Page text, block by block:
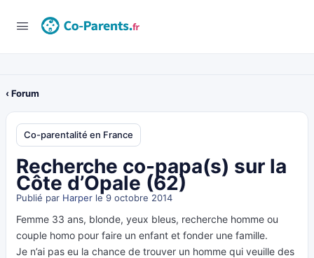
‹ Forum
Co-parentalité en France
Recherche co-papa(s) sur la
Côte d’Opale (62)
Publié par Harper le 9 octobre 2014
Femme 33 ans, blonde, yeux bleus, recherche homme ou
couple homo pour faire un enfant et fonder une famille.
Je n’ai pas eu la chance de trouver un homme qui veuille des